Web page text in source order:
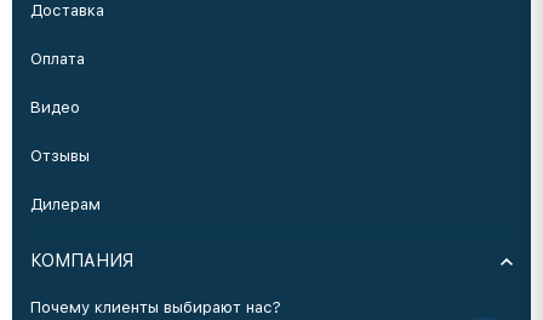
Доставка
Оплата
Видео
Отзывы
Дилерам
КОМПАНИЯ
Почему клиенты выбирают нас?